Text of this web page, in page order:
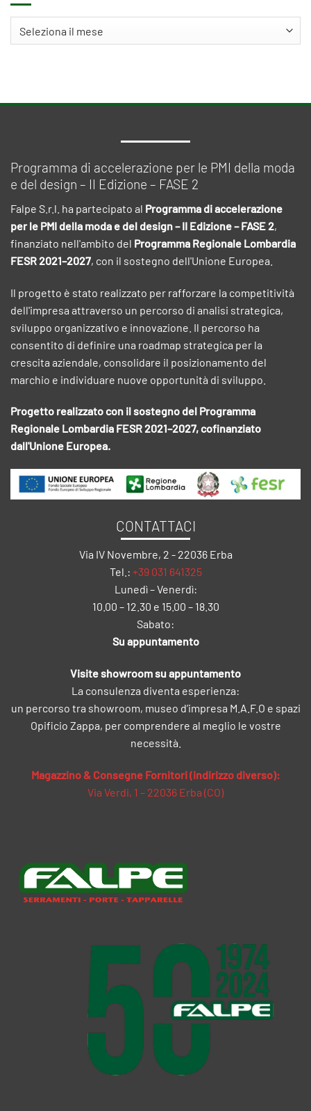
Programma di accelerazione per le PMI della moda
e del design – II Edizione – FASE 2
Falpe S.r.l. ha partecipato al Programma di accelerazione
per le PMI della moda e del design – II Edizione – FASE 2,
finanziato nell'ambito del Programma Regionale Lombardia
FESR 2021–2027, con il sostegno dell'Unione Europea.
Il progetto è stato realizzato per rafforzare la competitività
dell'impresa attraverso un percorso di analisi strategica,
sviluppo organizzativo e innovazione. Il percorso ha
consentito di definire una roadmap strategica per la
crescita aziendale, consolidare il posizionamento del
marchio e individuare nuove opportunità di sviluppo.
Progetto realizzato con il sostegno del Programma
Regionale Lombardia FESR 2021–2027, cofinanziato
dall'Unione Europea.
CONTATTACI
Via IV Novembre, 2 - 22036 Erba
Tel.: +39 031 641325
Lunedì – Venerdì:
10.00 – 12.30 e 15.00 – 18.30
Sabato:
Su appuntamento
Visite showroom su appuntamento
La consulenza diventa esperienza:
un percorso tra showroom, museo d’impresa M.A.F.O e spazi
Opificio Zappa, per comprendere al meglio le vostre
necessità.
Magazzino & Consegne Fornitori (indirizzo diverso):
Via Verdi, 1 – 22036 Erba (CO)